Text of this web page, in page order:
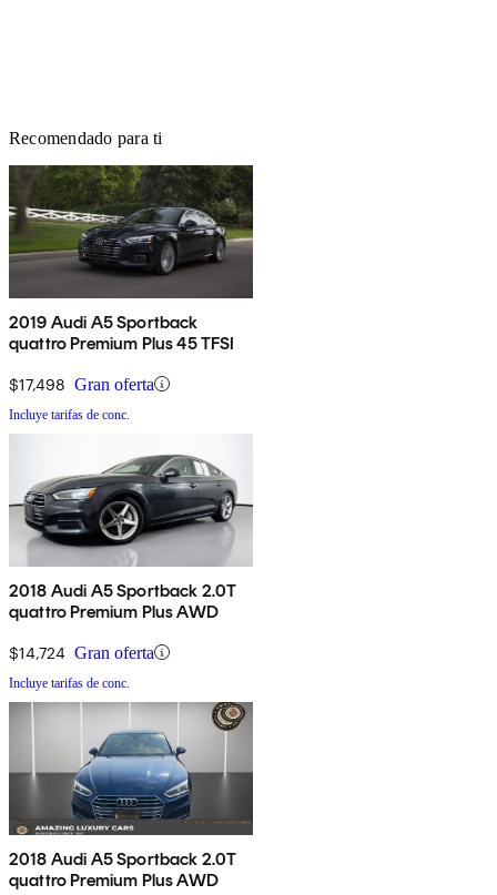
Recomendado para ti
2019 Audi A5 Sportback
quattro Premium Plus 45 TFSI
$17,498 Gran oferta
Incluye tarifas de conc.
2018 Audi A5 Sportback 2.0T
quattro Premium Plus AWD
$14,724 Gran oferta
Incluye tarifas de conc.
2018 Audi A5 Sportback 2.0T
quattro Premium Plus AWD